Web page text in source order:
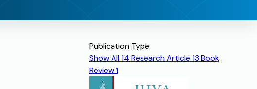
Publication Type
Show All14 Research Article 13 Book
Review1